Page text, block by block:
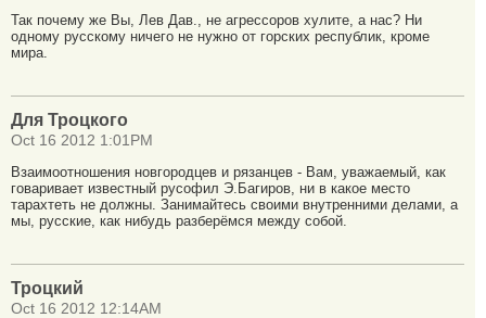
Так почему же Вы, Лев Дав., не агрессоров хулите, а нас? Ни
одному русскому ничего не нужно от горских республик, кроме
мира.
Для Троцкого
Oct 16 2012 1:01PM
Взаимоотношения новгородцев и рязанцев - Вам, уважаемый, как
говаривает известный русофил Э.Багиров, ни в какое место
тарахтеть не должны. Занимайтесь своими внутренними делами, а
мы, русские, как нибудь разберёмся между собой.
Троцкий
Oct 16 2012 12:14AM